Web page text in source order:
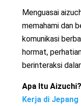
Menguasai
memahami dan
komunikasi
hormat,
berinteraksi
Apa Itu
Kerja di Jepang